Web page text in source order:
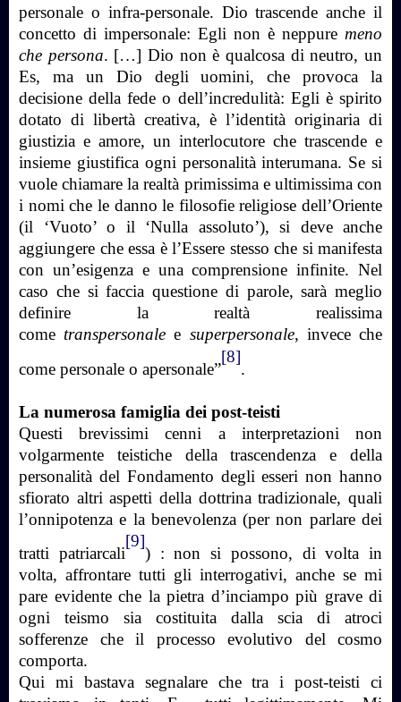
personale o infra-personale. Dio trascende anche il
concetto di impersonale: Egli non è neppure meno
che persona. […] Dio non è qualcosa di neutro, un
Es, ma un Dio degli uomini, che provoca la
decisione della fede o dell’incredulità: Egli è spirito
dotato di libertà creativa, è l’identità originaria di
giustizia e amore, un interlocutore che trascende e
insieme giustifica ogni personalità interumana. Se si
vuole chiamare la realtà primissima e ultimissima con
i nomi che le danno le filosofie religiose dell’Oriente
(il ‘Vuoto’ o il ‘Nulla assoluto’), si deve anche
aggiungere che essa è l’Essere stesso che si manifesta
con un’esigenza e una comprensione infinite. Nel
caso che si faccia questione di parole, sarà meglio
definire la realtà realissima
come transpersonale e superpersonale, invece che
come personale o apersonale”
[8]
.
La numerosa famiglia dei post-teisti
Questi brevissimi cenni a interpretazioni non
volgarmente teistiche della trascendenza e della
personalità del Fondamento degli esseri non hanno
sfiorato altri aspetti della dottrina tradizionale, quali
l’onnipotenza e la benevolenza (per non parlare dei
tratti patriarcali
[9]
) : non si possono, di volta in
volta, affrontare tutti gli interrogativi, anche se mi
pare evidente che la pietra d’inciampo più grave di
ogni teismo sia costituita dalla scia di atroci
sofferenze che il processo evolutivo del cosmo
comporta.
Qui mi bastava segnalare che tra i post-teisti ci